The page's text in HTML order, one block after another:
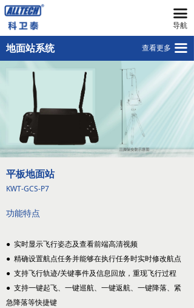
导航
끀
首页
无人机
多旋翼无人机
复合翼无人机
系留无人机平台
넸智能无人机机场
넸无人机反制平台
넸地面站系统
无人机配套吊舱
地面站系统 끀
单屏集成式地面站 GCS-S（有）
双屏集成式地面站GCS-D
遥控器图像接收器R790-FPV
安卓手机地面站GCS-SC
地面站软件GCS
查看更多
功能特点
● 实时显示飞行姿态及查看前端高清视频
● 精确设置航点任务并能够在执行任务时实时修改航点
● 支持飞行轨迹/关键事件及信息回放，重现飞行过程
● 支持一键起飞、一键巡航、一键返航、一键降落、紧
急降落等快捷键
平板地面站
KWT-GCS-P7